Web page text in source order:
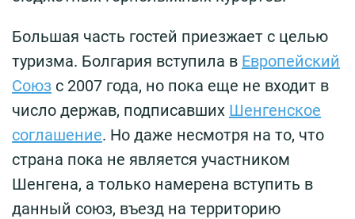
Большая часть гостей приезжает с целью
туризма. Болгария вступила в Европейский
Союз с 2007 года, но пока еще не входит в
число держав, подписавших Шенгенское
соглашение. Но даже несмотря на то, что
страна пока не является участником
Шенгена, а только намерена вступить в
данный союз, въезд на территорию